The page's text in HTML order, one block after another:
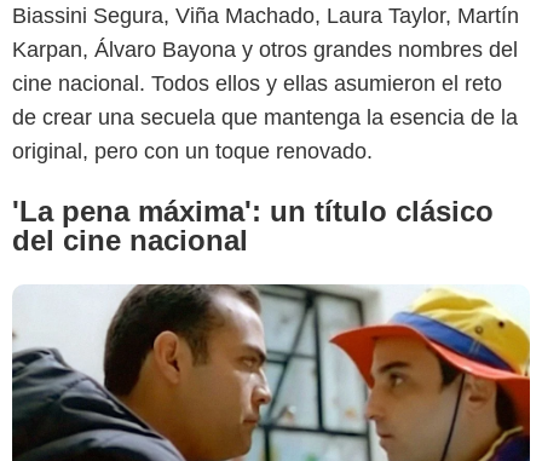
Biassini Segura, Viña Machado, Laura Taylor, Martín
Karpan, Álvaro Bayona y otros grandes nombres del
cine nacional. Todos ellos y ellas asumieron el reto
de crear una secuela que mantenga la esencia de la
original, pero con un toque renovado.
'La pena máxima': un título clásico
del cine nacional
Señal Colombia